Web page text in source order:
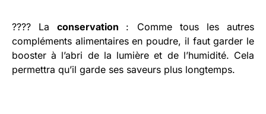
???? Laconservation : Comme tous les autres
compléments alimentaires en poudre, il faut garder le
booster à l’abri de la lumière et de l’humidité. Cela
permettra qu’il garde ses saveurs plus longtemps.